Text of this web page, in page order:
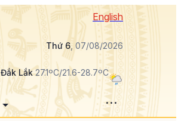
English
Thứ 6, 07/08/2026
Đắk Lắk27.1ºC/21.6-28.7ºC